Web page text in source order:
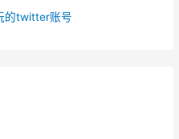
的twitter账号